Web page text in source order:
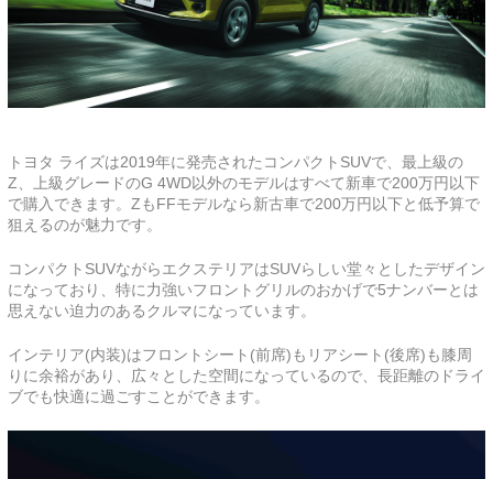
トヨタ ライズは2019年に発売されたコンパクトSUVで、最上級の
Z、上級グレードのG 4WD以外のモデルはすべて新車で200万円以下
で購入できます。ZもFFモデルなら新古車で200万円以下と低予算で
狙えるのが魅力です。
コンパクトSUVながらエクステリアはSUVらしい堂々としたデザイン
になっており、特に力強いフロントグリルのおかげで5ナンバーとは
思えない迫力のあるクルマになっています。
インテリア(内装)はフロントシート(前席)もリアシート(後席)も膝周
りに余裕があり、広々とした空間になっているので、長距離のドライ
ブでも快適に過ごすことができます。